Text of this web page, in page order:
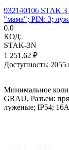
932140106 STAK
"мама"; PIN: 3;
0.0
КОД:
STAK-3N
1 251.62 ₽
Доступность: 2055
Минимальное
GRAU, Разъем:
луженые; IP54;